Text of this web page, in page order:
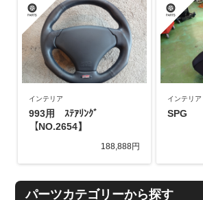
インテリア
993用 ｽﾃｱﾘﾝｸﾞ
【NO.2654】
188,888円
インテリア
SPG
パーツカテゴリーから探す